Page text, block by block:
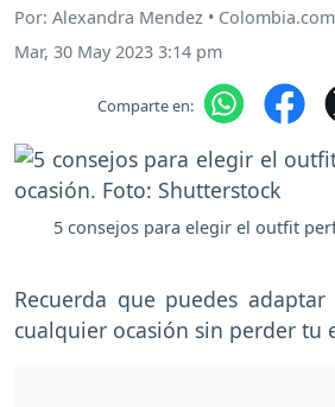
Por: Alexandra Mendez • Colombia.com
Mar, 30 May 2023 3:14 pm
Comparte en:
5 consejos para elegir el outfit
Recuerda que puedes
cualquier ocasión sin perder tu